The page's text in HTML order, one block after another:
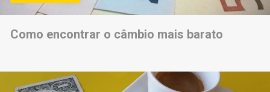
Como encontrar o câmbio mais barato